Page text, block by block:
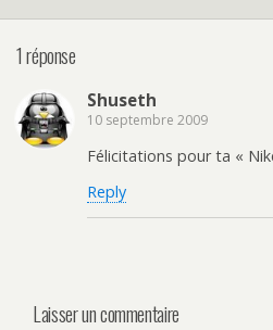
1 réponse
Shuseth
10 septembre 2009
Félicitations pour ta «
Reply
Laisser un commentaire